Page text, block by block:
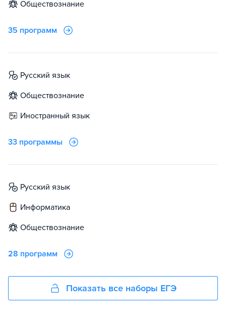
обществознание
35 программ
русский язык
обществознание
иностранный язык
33 программы
русский язык
информатика
обществознание
28 программ
Показать все наборы ЕГЭ